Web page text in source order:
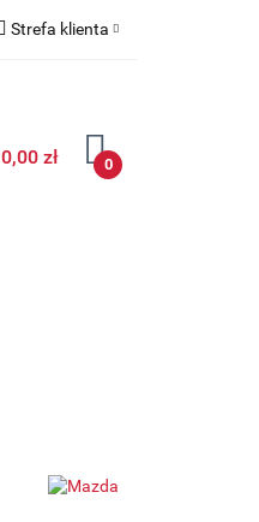
Strefa klienta
Dodaj zgłoszenie
0,00 zł 0